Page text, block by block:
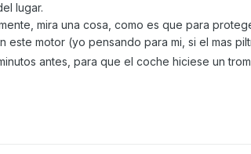
lugar.
mira una cosa, como es que para
motor (yo pensando para mi, si el mas
antes, para que el coche hiciese un